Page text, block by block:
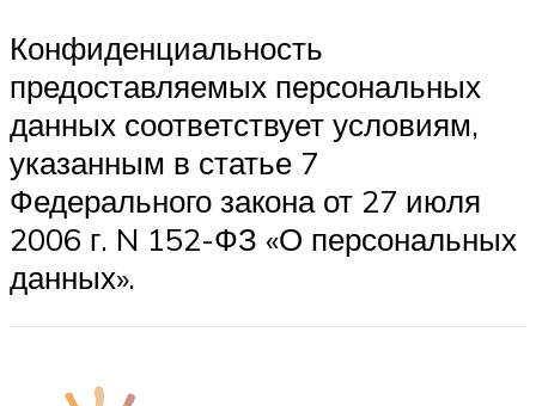
Конфиденциальность
предоставляемых персональных
данных соответствует условиям,
указанным в статье 7
Федерального закона от 27 июля
2006 г. N 152-ФЗ «О персональных
данных».